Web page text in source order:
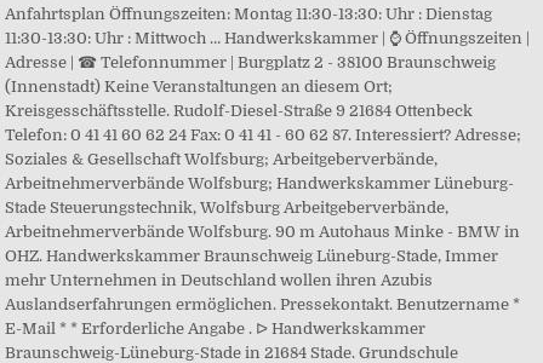
Anfahrtsplan Öffnungszeiten: Montag 11:30-13:30: Uhr : Dienstag
11:30-13:30: Uhr : Mittwoch … Handwerkskammer | ⌚ Öffnungszeiten |
Adresse | ☎ Telefonnummer | Burgplatz 2 - 38100 Braunschweig
(Innenstadt) Keine Veranstaltungen an diesem Ort;
Kreisgesschäftsstelle. Rudolf-Diesel-Straße 9 21684 Ottenbeck
Telefon: 0 41 41 60 62 24 Fax: 0 41 41 - 60 62 87. Interessiert? Adresse;
Soziales & Gesellschaft Wolfsburg; Arbeitgeberverbände,
Arbeitnehmerverbände Wolfsburg; Handwerkskammer Lüneburg-
Stade Steuerungstechnik, Wolfsburg Arbeitgeberverbände,
Arbeitnehmerverbände Wolfsburg. 90 m Autohaus Minke - BMW in
OHZ. Handwerkskammer Braunschweig Lüneburg-Stade, Immer
mehr Unternehmen in Deutschland wollen ihren Azubis
Auslandserfahrungen ermöglichen. Pressekontakt. Benutzername *
E-Mail * * Erforderliche Angabe . ᐅ Handwerkskammer
Braunschweig-Lüneburg-Stade in 21684 Stade. Grundschule